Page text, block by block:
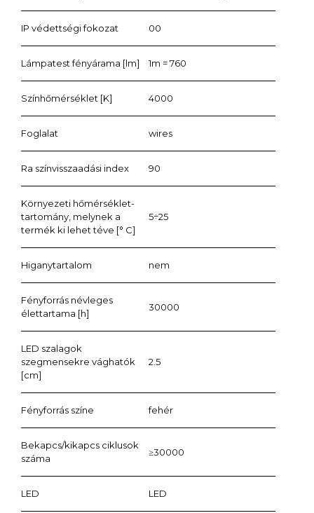
IP védettségi fokozat 00
Lámpatest fényárama [lm] 1m = 760
Színhőmérséklet [K] 4000
Foglalat wires
Ra színvisszaadási index 90
Környezeti hőmérséklet-
tartomány, melynek a
termék ki lehet téve [° C]
5÷25
Higanytartalom nem
Fényforrás névleges
élettartama [h]
30000
LED szalagok
szegmensekre vághatók
[cm]
2.5
Fényforrás színe fehér
Bekapcs/kikapcs ciklusok
száma
≥30000
LED LED